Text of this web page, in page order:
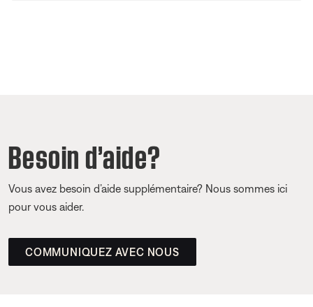
Besoin d’aide?
Vous avez besoin d’aide supplémentaire? Nous sommes ici
pour vous aider.
COMMUNIQUEZ AVEC NOUS